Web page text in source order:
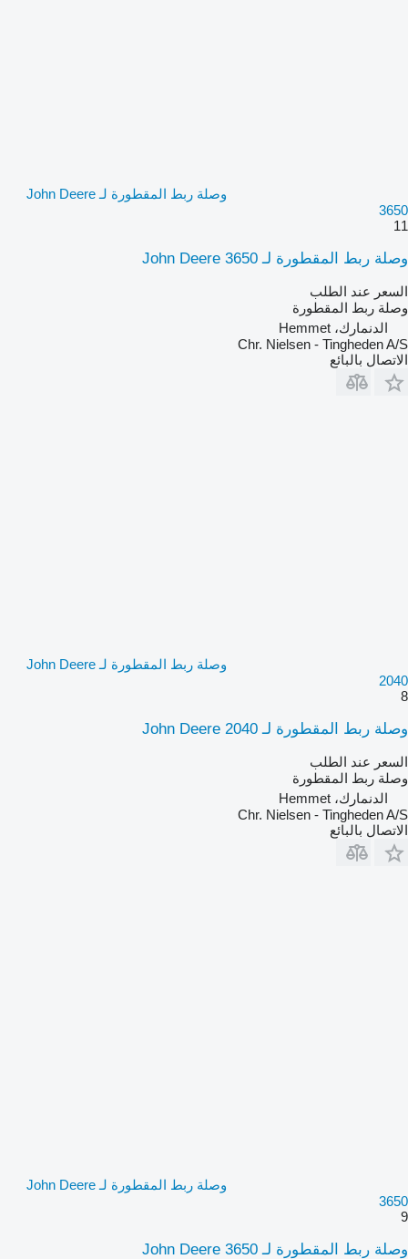
وصلة ربط المقطورة لـ John Deere
3650
11
وصلة ربط المقطورة لـ John Deere 3650
السعر عند الطلب
وصلة ربط المقطورة
الدنمارك، Hemmet
Chr. Nielsen - Tingheden A/S
الاتصال بالبائع
وصلة ربط المقطورة لـ John Deere
2040
8
وصلة ربط المقطورة لـ John Deere 2040
السعر عند الطلب
وصلة ربط المقطورة
الدنمارك، Hemmet
Chr. Nielsen - Tingheden A/S
الاتصال بالبائع
وصلة ربط المقطورة لـ John Deere
3650
9
وصلة ربط المقطورة لـ John Deere 3650